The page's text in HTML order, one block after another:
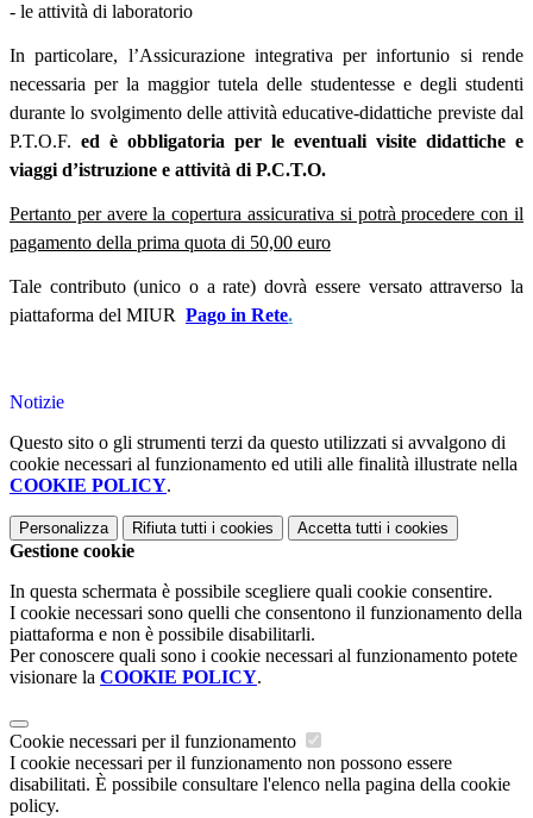
- le attività di laboratorio
In particolare, l’Assicurazione integrativa per infortunio si rende
necessaria per la maggior tutela delle studentesse e degli studenti
durante lo svolgimento delle attività educative-didattiche previste dal
P.T.O.F. ed è obbligatoria per le eventuali visite didattiche e
viaggi d’istruzione e attività di P.C.T.O.
Pertanto per avere la copertura assicurativa si potrà procedere con il
pagamento della prima quota di 50,00 euro
Tale contributo (unico o a rate) dovrà essere versato attraverso la
piattaforma del MIUR Pago in Rete.
Notizie
Questo sito o gli strumenti terzi da questo utilizzati si avvalgono di
cookie necessari al funzionamento ed utili alle finalità illustrate nella
COOKIE POLICY.
Personalizza Rifiuta tutti i cookies Accetta tutti i cookies
Gestione cookie
In questa schermata è possibile scegliere quali cookie consentire.
I cookie necessari sono quelli che consentono il funzionamento della
piattaforma e non è possibile disabilitarli.
Per conoscere quali sono i cookie necessari al funzionamento potete
visionare la COOKIE POLICY.
Cookie necessari per il funzionamento
I cookie necessari per il funzionamento non possono essere
disabilitati. È possibile consultare l'elenco nella pagina della cookie
policy.